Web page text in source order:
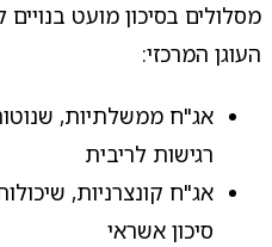
מסלולים בסיכון מועט
העוגן המרכזי:
אג"ח ממשלתיות,
רגישות לריבית
אג"ח קונצרניות,
סיכון אשראי